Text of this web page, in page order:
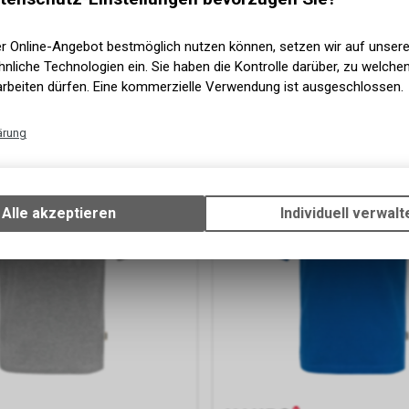
98% Baumwolle,2% Viskose
Online-Angebot bestmöglich nutzen können, setzen wir auf
Technologien ein. Sie haben die Kontrolle darüber, zu
dürfen. Eine kommerzielle Verwendung ist ausgeschlossen.
Ihrem Gerät, um die grundlegenden Funktionen unseres Online-
Verwendung des Warenkorbs, zu ermöglichen. Bitte beachten Sie,
zulassen.
Diese Website benutzt Google Analytics, einen Webanalysedienst
Ihrem Computer gespeichert werden und die eine Analyse der
Alle akzeptieren Individuell